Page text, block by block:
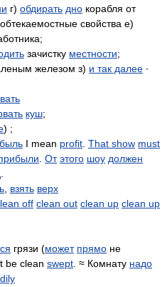
г) обдирать дно корабля от
обтекаемостные свойства е)
зачистку местности;
железом з) и так далее ∙
куш;
) ;
I mean profit That show must
От этого шоу должен
взять верх
off clean out clean up clean up
грязи (может прямо не
be clean swept . ≈ Комнату надо